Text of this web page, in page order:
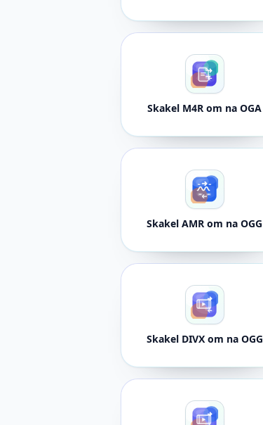
Skakel M4R om na OGA
Skakel AMR om na OGG
Skakel DIVX om na OGG